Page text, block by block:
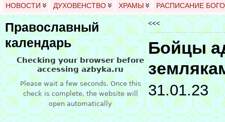
НОВОСТИ ДУХОВЕНСТВО ХРАМЫ РАСПИСАНИЕ
Православный
календарь
<<<
Бойцы
31.01.23